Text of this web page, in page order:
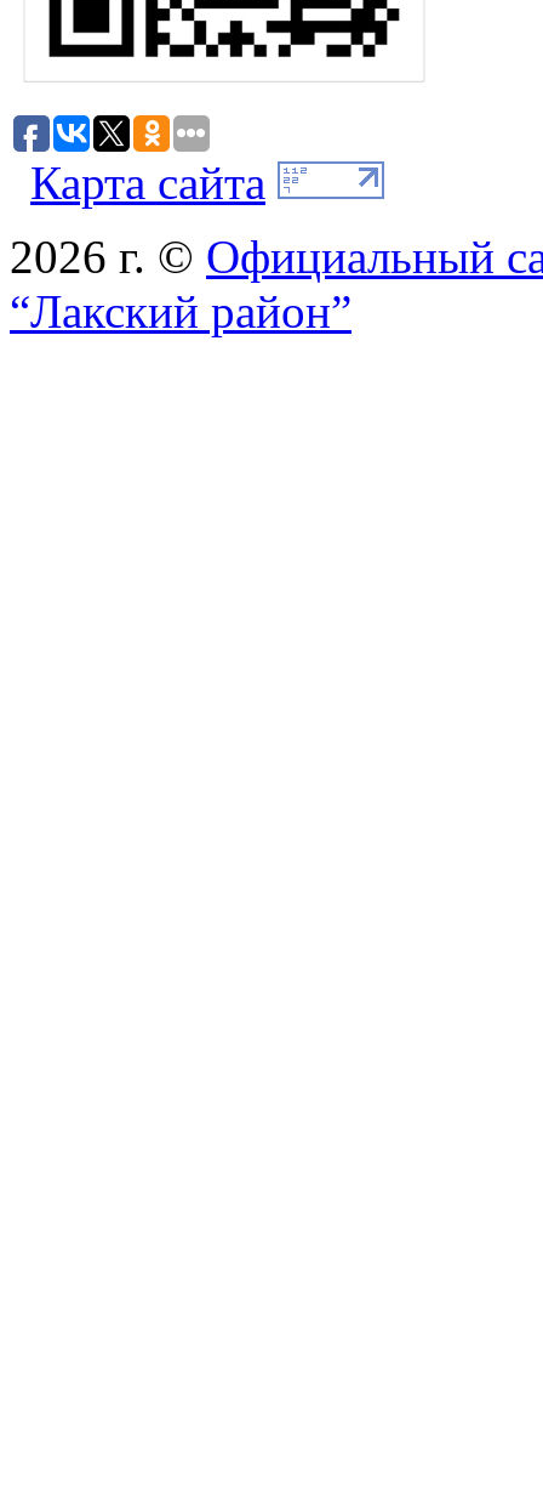
Карта сайта
2026 г. © Официальный
“Лакский район”